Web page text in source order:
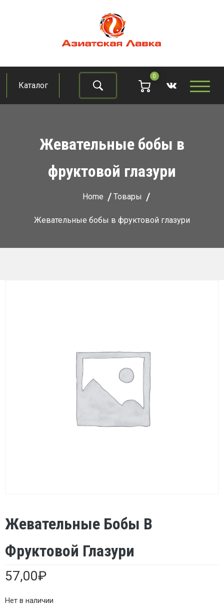
Азиатская лавка
Продукты из восточно-азиатских стран
Каталог
0
Жевательные бобы в
фруктовой глазури
Home Товары
Жевательные бобы в фруктовой глазури
Жевательные Бобы В
Фруктовой Глазури
57,00₽
Нет в наличии